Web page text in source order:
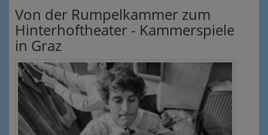
Von der Rumpelkammer zum
Hinterhoftheater - Kammerspiele
in Graz